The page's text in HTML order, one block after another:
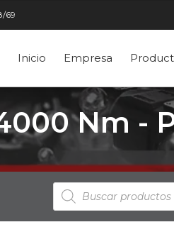
69
Inicio Empresa
Nm -
Búsqueda
de
productos